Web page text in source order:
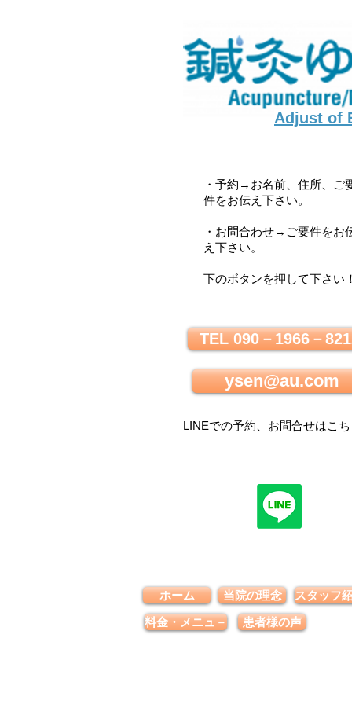
Adjust of
・予約→お名前、住所、ご
件をお伝え下さい。
・お問合わせ→ご要件をお
え下さい。
下のボタンを押して下さい
TEL 090－1966－
ysen@au.com
LINEでの予約、お問合せはこ
ホーム 当院の理念
スタッフ
料金・メニュ－
患者様の声